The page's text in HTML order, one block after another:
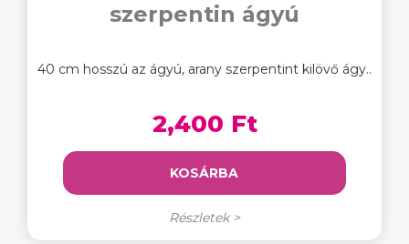
szerpentin ágyú
40 cm hosszú az ágyú, arany szerpentint kilövő ágy..
2,400 Ft
KOSÁRBA
Részletek >